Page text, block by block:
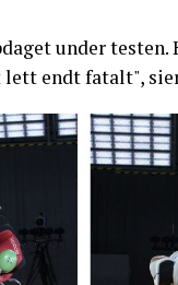
under
endt fatalt", sier